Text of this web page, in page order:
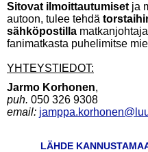
Sitovat ilmoittautumiset ja
autoon, tulee tehdä
sähköpostilla matkanjohtaja
fanimatkasta puhelimitse
YHTEYSTIEDOT:
Jarmo Korhonen,
puh. 050 326 9308
email:
LÄHDE